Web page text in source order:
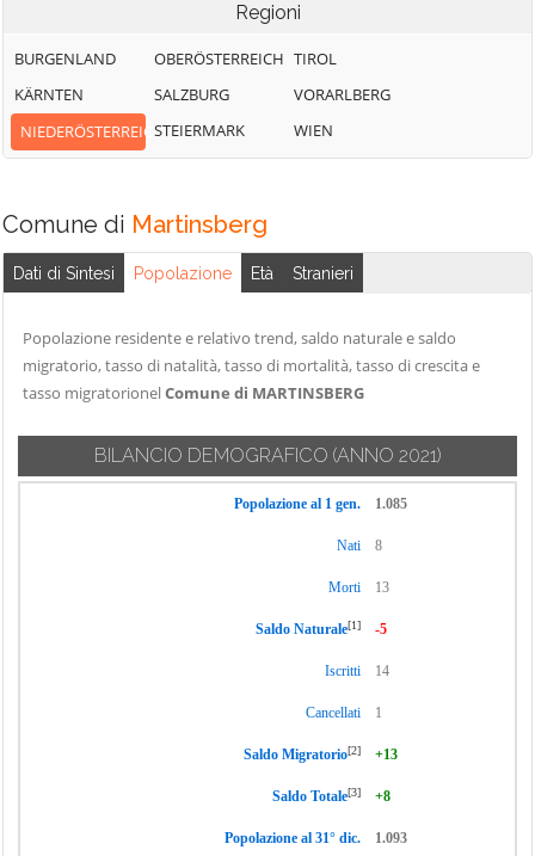
Regioni
BURGENLAND
KÄRNTEN
NIEDERÖSTERREICH
OBERÖSTERREICH
SALZBURG
STEIERMARK
TIROL
VORARLBERG
WIEN
Comune di Martinsberg
Dati di Sintesi Popolazione Età Stranieri
Popolazione residente e relativo trend, saldo naturale e saldo
migratorio, tasso di natalità, tasso di mortalità, tasso di crescita e
tasso migratorionelComune di MARTINSBERG
BILANCIO DEMOGRAFICO (ANNO 2021)
Popolazione al 1 gen. 1.085
Nati 8
Morti 13
Saldo Naturale[1] -5
Iscritti 14
Cancellati 1
Saldo Migratorio[2] +13
Saldo Totale[3] +8
Popolazione al 31° dic. 1.093